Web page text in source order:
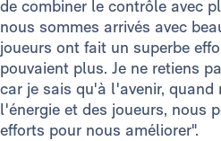
de combiner le contrôle avec
nous sommes arrivés avec
joueurs ont fait un superbe
pouvaient plus. Je ne retiens
car je sais qu'à l'avenir, quand
l'énergie et des joueurs, nous
efforts pour nous améliorer".